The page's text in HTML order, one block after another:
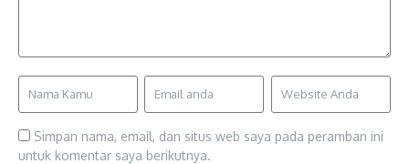
Simpan nama, email, dan situs web saya pada peramban ini
untuk komentar saya berikutnya.